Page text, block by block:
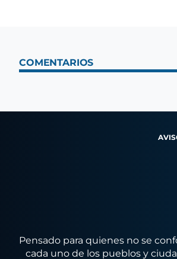
COMENTARIOS
Pensado para quienes no se
cada uno de los pueblos y